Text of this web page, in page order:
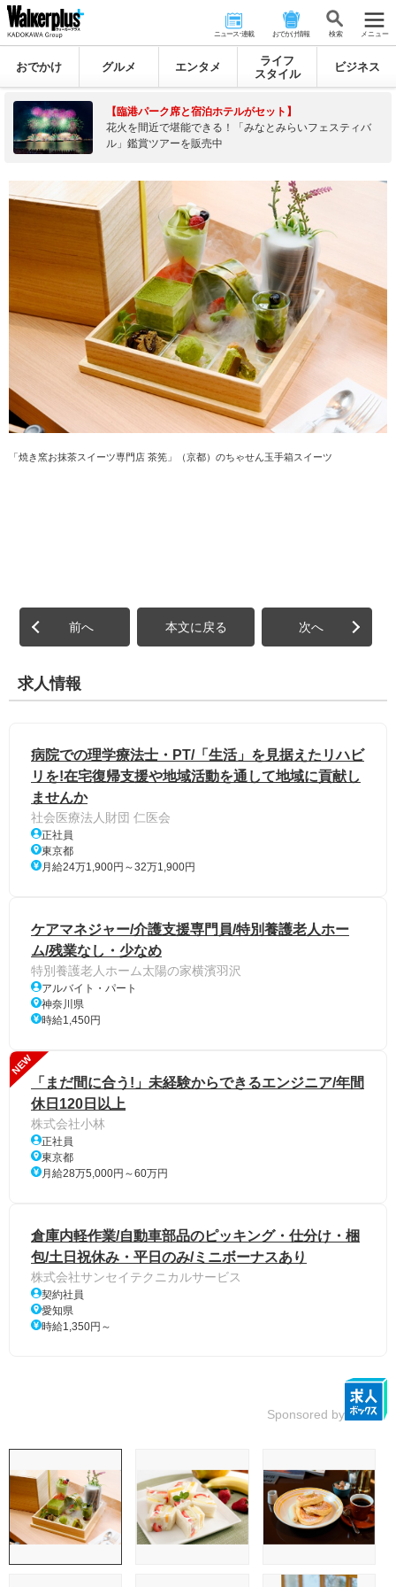
ニュース･連載 おでかけ情報 検 索 メニュー
おでかけ グルメ エンタメ
ライフ
スタイル
ビジネス
【臨港パーク席と宿泊ホテルがセット】
花火を間近で堪能できる！「みなとみらいフェスティバ
ル」鑑賞ツアーを販売中
「焼き窯お抹茶スイーツ専門店 茶筅」（京都）のちゃせん玉手箱スイーツ
前へ 本文に戻る 次へ
求人情報
病院での理学療法士・PT/「生活」を見据えたリハビ
リを!在宅復帰支援や地域活動を通して地域に貢献し
ませんか
社会医療法人財団 仁医会
正社員
東京都
月給24万1,900円～32万1,900円
ケアマネジャー/介護支援専門員/特別養護老人ホー
ム/残業なし・少なめ
特別養護老人ホーム太陽の家横濱羽沢
アルバイト・パート
神奈川県
時給1,450円
NEW
「まだ間に合う!」未経験からできるエンジニア/年間
休日120日以上
株式会社小林
正社員
東京都
月給28万5,000円～60万円
倉庫内軽作業/自動車部品のピッキング・仕分け・梱
包/土日祝休み・平日のみ/ミニボーナスあり
株式会社サンセイテクニカルサービス
契約社員
愛知県
時給1,350円～
Sponsored by